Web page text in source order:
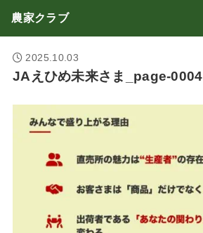
農家クラブ
2025.10.03
JAえひめ未来さま_page-0004